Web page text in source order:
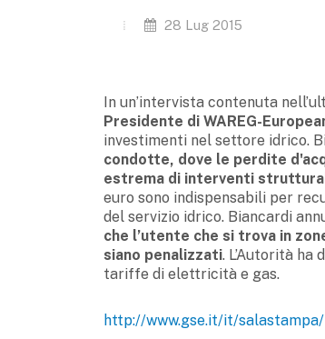
28 Lug 2015
In un’intervista contenuta
Presidente di WAREG-
investimenti nel settore idrico.
condotte, dove le perdite
estrema di interventi
euro sono indispensabili per
del servizio idrico. Biancardi
che l’utente che si trova in
siano penalizzati. L’Autorità
tariffe di elettricità e gas.
http://www.gse.it/it/